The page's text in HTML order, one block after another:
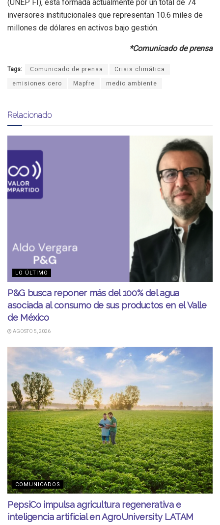
(UNEP FI), está formada actualmente por un total de 74
inversores institucionales que representan 10.6 miles de
millones de dólares en activos bajo gestión.
*Comunicado de prensa
Tags: Comunicado de prensa Crisis climática
emisiones cero Mapfre medio ambiente
Relacionado
LO ÚLTIMO
P&G busca reponer más del 100% del agua
asociada al consumo de sus productos en el Valle
de México
AGOSTO 5, 2026
COMUNICADOS
PepsiCo impulsa agricultura regenerativa e
inteligencia artificial en AgroUniversity LATAM